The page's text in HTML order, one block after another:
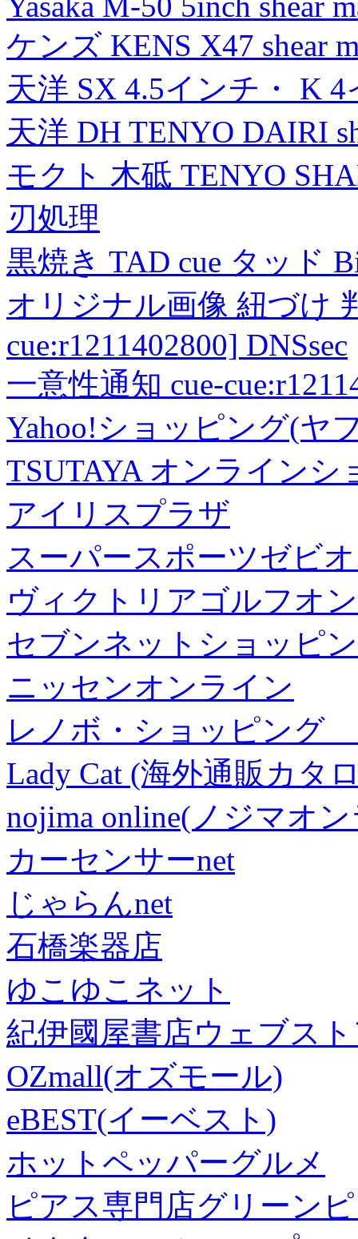
ケンズ KENS X47 shear
天洋 SX 4.5インチ・ K
天洋 DH TENYO DAIRI
モクト 木砥 TENYO
刃処理
黒焼き TAD cue タッド
オリジナル画像 紐づけ
cue:r1211402800] DNSsec
一意性通知 cue-
Yahoo!ショッピング(ヤ
TSUTAYA オンラインシ
アイリスプラザ
スーパースポーツゼビ
ヴィクトリアゴルフオ
セブンネットショッピ
ニッセンオンライン
レノボ・ショッピング
Lady Cat (海外通販カタ
nojima online(ノジマオ
カーセンサーnet
じゃらんnet
石橋楽器店
ゆこゆこネット
紀伊國屋書店ウェブス
OZmall(オズモール)
eBEST(イーベスト)
ホットペッパーグルメ
ピアス専門店グリーン